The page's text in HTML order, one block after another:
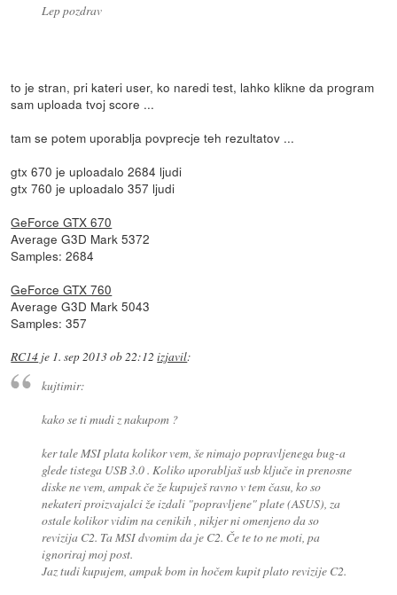
Lep pozdrav
to je stran, pri kateri user, ko naredi test, lahko klikne da program
sam uploada tvoj score ...
tam se potem uporablja povprecje teh rezultatov ...
gtx 670 je uploadalo 2684 ljudi
gtx 760 je uploadalo 357 ljudi
GeForce GTX 670
Average G3D Mark 5372
Samples: 2684
GeForce GTX 760
Average G3D Mark 5043
Samples: 357
RC14 je 1. sep 2013 ob 22:12 izjavil:
kujtimir:
kako se ti mudi z nakupom ?
ker tale MSI plata kolikor vem, še nimajo popravljenega bug-a
glede tistega USB 3.0 . Koliko uporabljaš usb ključe in prenosne
diske ne vem, ampak če že kupuješ ravno v tem času, ko so
nekateri proizvajalci že izdali "popravljene" plate (ASUS), za
ostale kolikor vidim na cenikih , nikjer ni omenjeno da so
revizija C2. Ta MSI dvomim da je C2. Če te to ne moti, pa
ignoriraj moj post.
Jaz tudi kupujem, ampak bom in hočem kupit plato revizije C2.